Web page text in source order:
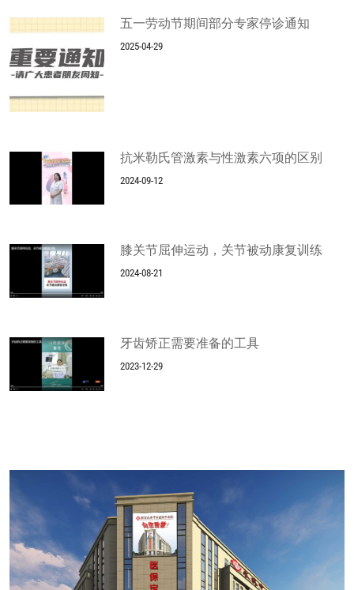
五一劳动节期间部分专家停诊通知
2025-04-29
抗米勒氏管激素与性激素六项的区别
2024-09-12
膝关节屈伸运动，关节被动康复训练
2024-08-21
牙齿矫正需要准备的工具
2023-12-29